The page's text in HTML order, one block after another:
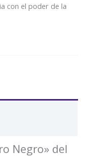
con el poder de la
Negro» del